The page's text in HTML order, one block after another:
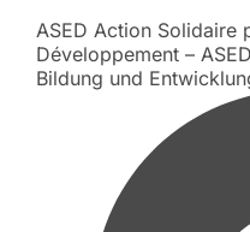
ASED Action Solidaire
Développement –
Bildung und